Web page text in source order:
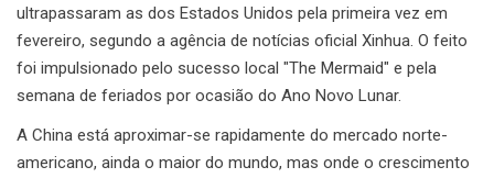
ultrapassaram as dos Estados Unidos pela primeira vez em
fevereiro, segundo a agência de notícias oficial Xinhua. O feito
foi impulsionado pelo sucesso local "The Mermaid" e pela
semana de feriados por ocasião do Ano Novo Lunar.
A China está aproximar-se rapidamente do mercado norte-
americano, ainda o maior do mundo, mas onde o crescimento